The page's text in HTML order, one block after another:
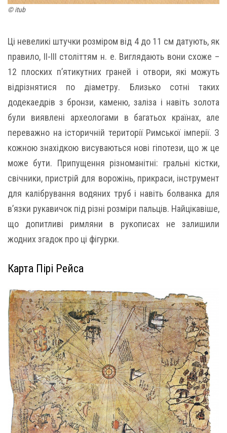
© itub
Ці невеликі штучки розміром від 4 до 11 см датують, як
правило, II-III століттям н. е. Виглядають вони схоже –
12 плоских п’ятикутних граней і отвори, які можуть
відрізнятися по діаметру. Близько сотні таких
додекаедрів з бронзи, каменю, заліза і навіть золота
були виявлені археологами в багатьох країнах, але
переважно на історичній території Римської імперії. З
кожною знахідкою висуваються нові гіпотези, що ж це
може бути. Припущення різноманітні: гральні кістки,
свічники, пристрій для ворожінь, прикраси, інструмент
для калібрування водяних труб і навіть болванка для
в’язки рукавичок під різні розміри пальців. Найцікавіше,
що допитливі римляни в рукописах не залишили
жодних згадок про ці фігурки.
Карта Пірі Рейса